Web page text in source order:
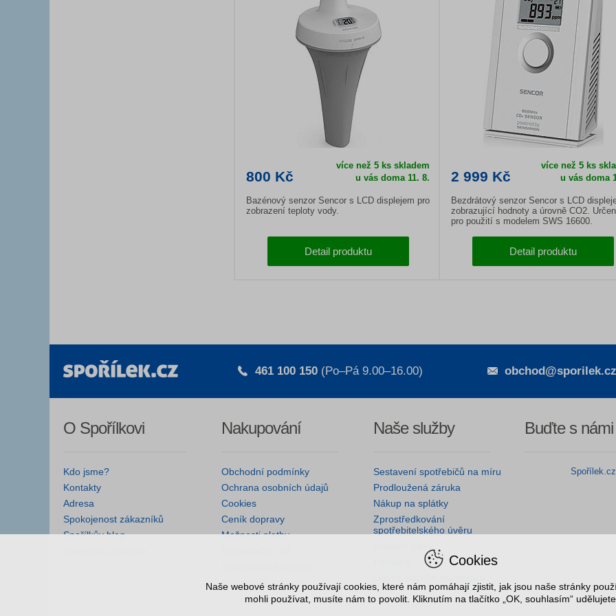
800 Kč
více než 5 ks skladem
u vás doma 11. 8.
Bazénový senzor Sencor s LCD displejem pro
zobrazení teploty vody.
Detail produktu
2 999 Kč
více než 5 ks
u vás doma
Bezdrátový senzor Sencor s LCD
zobrazující hodnoty a úrovně CO2.
pro použití s modelem SWS 16600.
Detail produktu
461 100 150 (Po–Pá 9.00–16.00) obchod@sporilek.cz
O Spořílkovi
Kdo jsme?
Kontakty
Adresa
Spokojenost zákazníků
Spořílkův blog
Nakupování
Obchodní podmínky
Ochrana osobních údajů
Cookies
Ceník dopravy
Možnosti platby
Nejčastější dotazy
Naše služby
Sestavení spotřebičů na míru
Prodloužená záruka
Nákup na splátky
Zprostředkování
spotřebitelského úvěru
Buďte s námi
Spořílek.cz
Cookies
Naše webové stránky používají cookies, které nám pomáhají zjistit, jak jsou naše stránky
mohli používat, musíte nám to povolit. Kliknutím na tlačítko „OK, souhlasím“